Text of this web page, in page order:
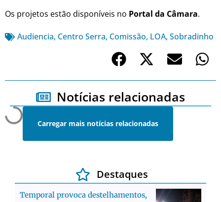
Os projetos estão disponíveis no Portal da Câmara.
Audiencia, Centro Serra, Comissão, LOA, Sobradinho
Notícias relacionadas
Carregar mais notícias relacionadas
Destaques
Temporal provoca destelhamentos,